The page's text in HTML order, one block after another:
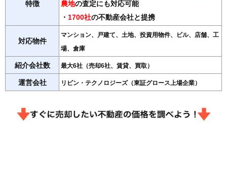
特徴
農地の査定にも対応可能
・ 1700社の不動産会社と提携
対応物件
マンション、戸建て、土地、投資用物件、ビル、店舗、工
場、倉庫
紹介会社数 最大6社（売却6社、賃貸、買取）
運営会社 リビン・テクノロジーズ（東証グロース上場企業）